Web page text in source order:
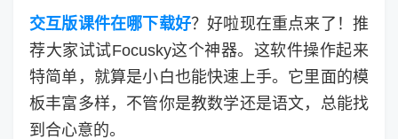
交互版课件在哪下载好？好啦现在重点来了！推
荐大家试试Focusky这个神器。这软件操作起来
特简单，就算是小白也能快速上手。它里面的模
板丰富多样，不管你是教数学还是语文，总能找
到合心意的。